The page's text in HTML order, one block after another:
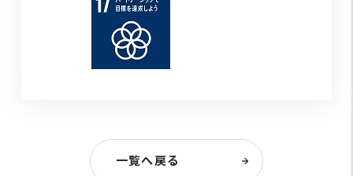
一覧へ戻る